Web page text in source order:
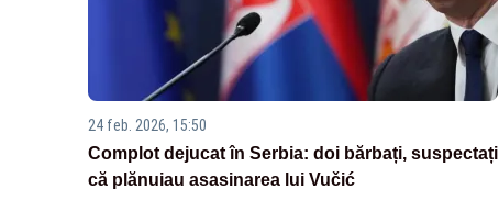
24 feb. 2026, 15:50
Complot dejucat în Serbia: doi bărbați, suspectați
că plănuiau asasinarea lui Vučić